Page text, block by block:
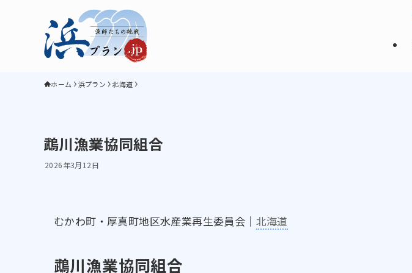
ホーム 浜プラン 北海道
鵡川漁業協同組合
2026年3月12日
むかわ町・厚真町地区水産業再生委員会｜ 北海道
鵡川漁業協同組合